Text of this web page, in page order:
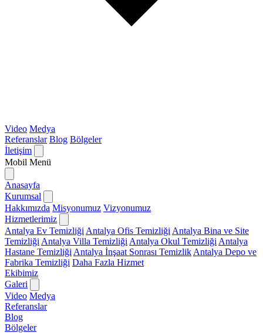
Video Medya
Referanslar Blog Bölgeler
İletişim
Mobil Menü
Anasayfa
Kurumsal
Hakkımızda Misyonumuz Vizyonumuz
Hizmetlerimiz
Antalya Ev Temizliği Antalya Ofis Temizliği Antalya Bina ve Site
Temizliği Antalya Villa Temizliği Antalya Okul Temizliği Antalya
Hastane Temizliği Antalya İnşaat Sonrası Temizlik Antalya Depo ve
Fabrika Temizliği Daha Fazla Hizmet
Ekibimiz
Galeri
Video Medya
Referanslar
Blog
Bölgeler